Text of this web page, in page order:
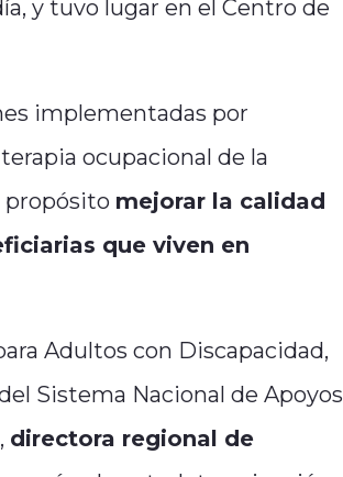
y tuvo lugar en el Centro de
implementadas por
ocupacional de la
propósito mejorar la calidad
que viven en
Adultos con Discapacidad,
Sistema Nacional de Apoyos
directora regional de